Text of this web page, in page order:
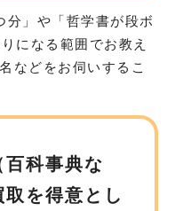
分」や「哲学書が段ボ
になる範囲でお教え
などをお伺いするこ
百科事典な
取を得意とし